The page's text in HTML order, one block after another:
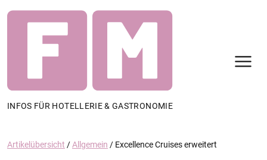
INFOS FÜR HOTELLERIE & GASTRONOMIE
Artikelübersicht /Allgemein / Excellence Cruises erweitert